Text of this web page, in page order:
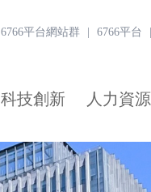
6766平台網站群 6766平台
科技創新 人力資源